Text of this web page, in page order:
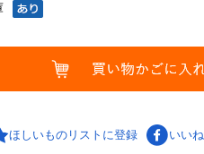
ほしいものリストに登録 いいね